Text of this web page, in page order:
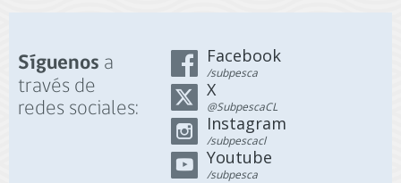
Síguenos a
través de
redes sociales:
Facebook
/subpesca
X
@SubpescaCL
Instagram
/subpescacl
Youtube
/subpesca